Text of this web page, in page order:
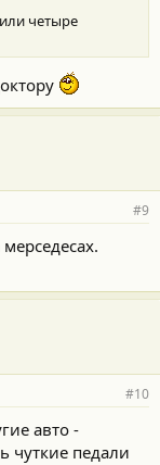
четыре
#9
#10
авто -
чуткие педали